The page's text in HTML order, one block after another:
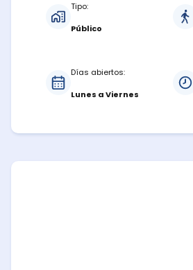
Tipo:
Público
Días abiertos:
Lunes a Viernes